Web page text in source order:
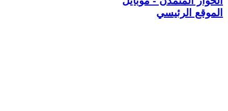
الموقع الرئيسي